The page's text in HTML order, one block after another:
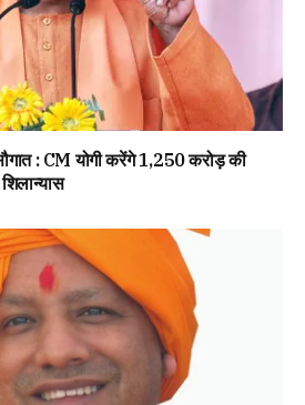
: CM योगी करेंगे 1,250 करोड़ की